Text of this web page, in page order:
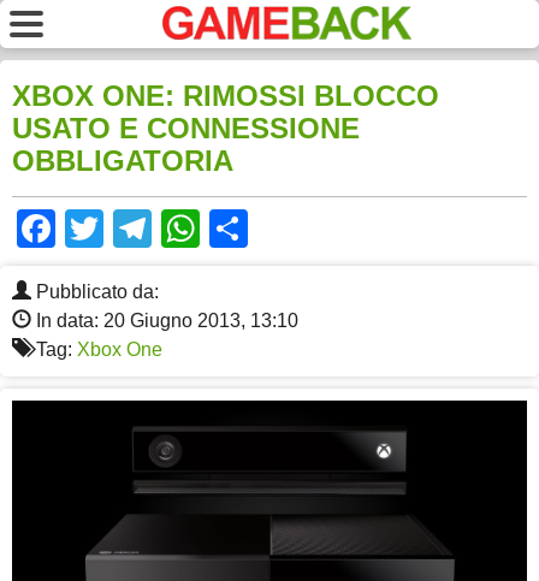
XBOX ONE: RIMOSSI BLOCCO
USATO E CONNESSIONE
OBBLIGATORIA
Facebook
TwitterTelegram
WhatsApp
Pubblicato da:
In data: 20 Giugno 2013, 13:10
Tag: Xbox One